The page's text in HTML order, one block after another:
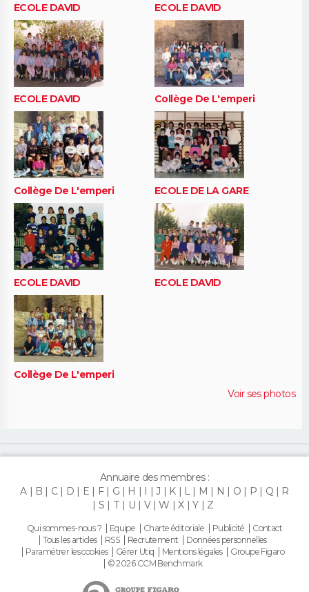
ECOLE DAVID ECOLE DAVID
ECOLE DAVID Collège De L'emperi
Collège De L'emperi ECOLE DE LA GARE
ECOLE DAVID ECOLE DAVID
Collège De L'emperi
Voir ses photos
Annuaire des membres :
A
B C D E F G H J K L M N O P Q
R
S
T U V W X Y Z
Qui sommes-nous ? Equipe Charte éditoriale Publicité
Contact
Tous les articles
RSS Recrutement
Données personnelles
Paramétrer les cookies
Gérer Utiq Mentions légales
Groupe Figaro
© 2026 CCM Benchmark